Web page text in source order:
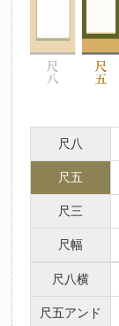
尺八
尺五
尺三
尺幅
尺八横
尺五アンド